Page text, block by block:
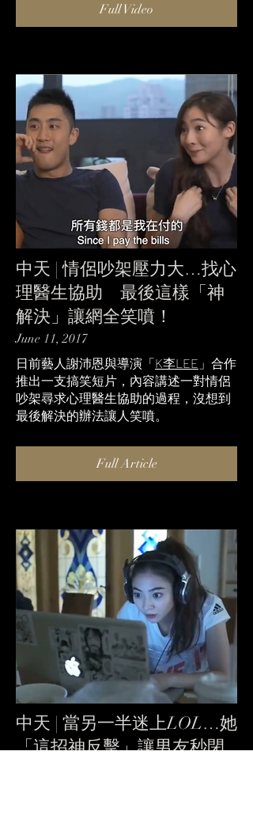
Full Video
中天 | 情侶吵架壓力大…找心
理醫生協助 最後這樣「神
解決」讓網全笑噴！
June 11, 2017
日前藝人謝沛恩與導演「K李LEE 」合作
推出一支搞笑短片，內容講述一對情侶
吵架尋求心理醫生協助的過程，沒想到
最後解決的辦法讓人笑噴。
Full Article
中天 | 當另一半迷上LOL…她
「這招神反擊」讓男友秒閉